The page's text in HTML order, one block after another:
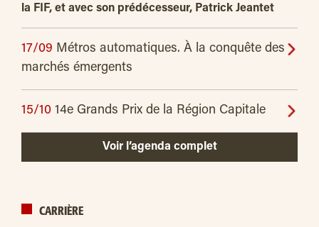
la FIF, et avec son prédécesseur, Patrick Jeantet
17/09 Métros automatiques. À la conquête des
marchés émergents
15/10 14e Grands Prix de la Région Capitale
Voir l’agenda complet
CARRIÈRE